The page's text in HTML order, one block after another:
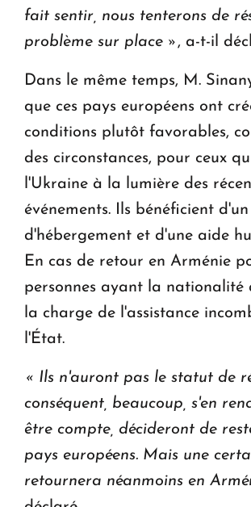
fait sentir, nous tenterons de
problème sur place », a-t-il
Dans le même temps, M.
que ces pays européens ont
conditions plutôt favorables,
des circonstances, pour ceux
l'Ukraine à la lumière des
événements. Ils bénéficient
d'hébergement et d'une aide
En cas de retour en Arménie
personnes ayant la nationalité
la charge de l'assistance
l'État.
« Ils n'auront pas le statut de
conséquent, beaucoup, s'en
être compte, décideront de
pays européens. Mais une
retournera néanmoins en